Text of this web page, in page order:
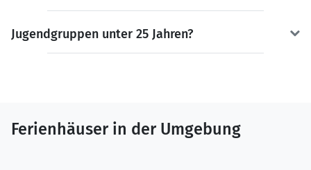
Jugendgruppen unter 25 Jahren?
Ferienhäuser in der Umgebung